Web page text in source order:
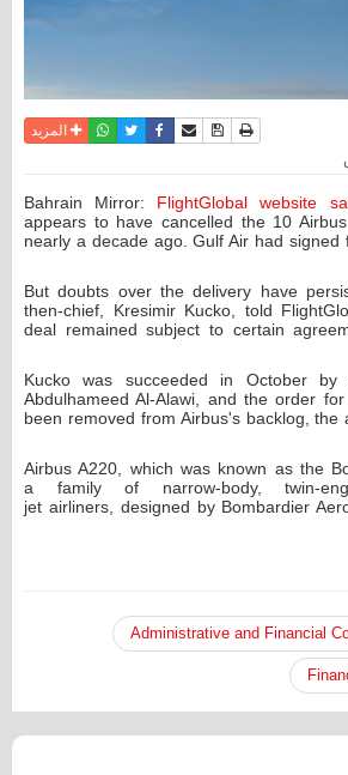
نسخة للطباعة
حفظ الموضوع
أرسل الى صديق
فيسبوكتويترواتسابالمزيد
Bahrain Mirror: FlightGlobal website
appears to have cancelled the 10
nearly a decade ago. Gulf Air had signed
But doubts over the delivery have
then-chief, Kresimir Kucko, told
deal remained subject to certain
Kucko was succeeded in October by
Abdulhameed Al-Alawi, and the order
been removed from Airbus's backlog, the
Airbus A220, which was known as the
a family of narrow-body, twin-
jet airliners, designed by Bombardier
Administrative and Financial